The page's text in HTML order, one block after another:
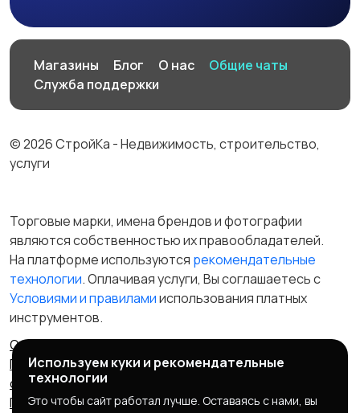
Магазины Блог О нас
Общие чаты
Служба поддержки
© 2026 СтройКа - Недвижимость, строительство,
услуги
Торговые марки, имена брендов и фотографии
являются собственностью их правообладателей.
На платформе используются рекомендательные
технологии. Оплачивая услуги, Вы соглашаетесь c
Условиями и правиламииспользования платных
инструментов.
Отказ от ответственности
Правила сервиса
Политика конфиденциальности
Пользовательское
соглашение
Запрещенные товары/услуги
Правообладателям
Партнерская программа
Используем куки и рекомендательные
технологии
Это чтобы сайт работал лучше. Оставаясь с нами, вы